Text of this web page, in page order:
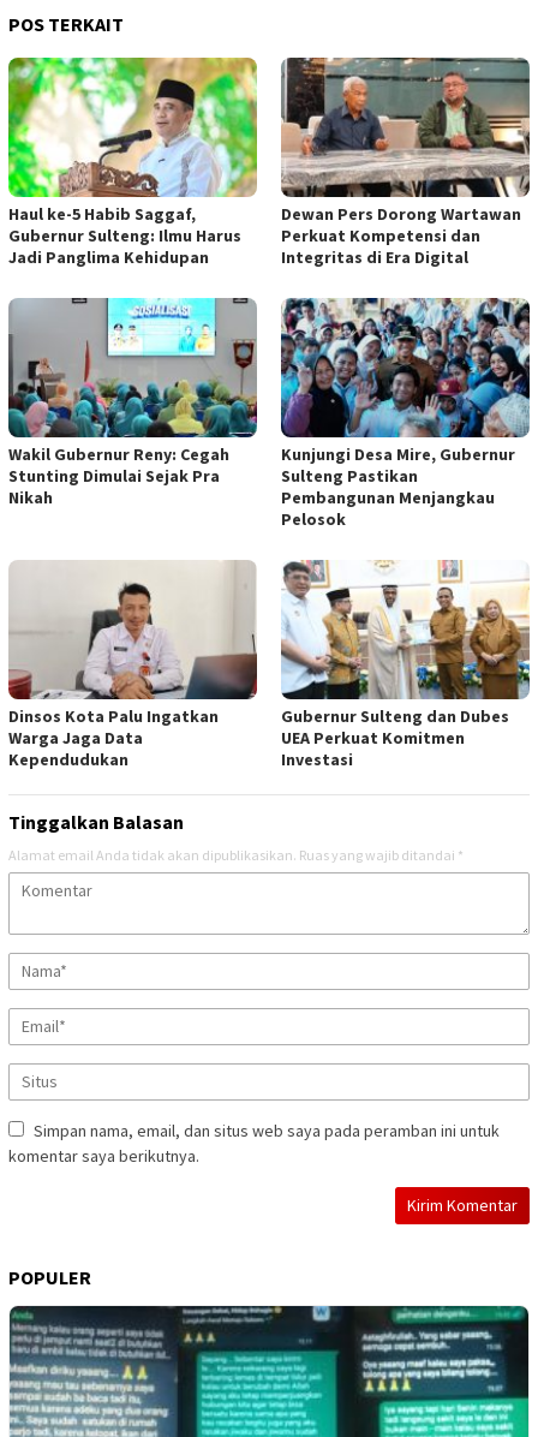
POS TERKAIT
Haul ke-5 Habib Saggaf,
Gubernur Sulteng: Ilmu Harus
Jadi Panglima Kehidupan
Dewan Pers Dorong Wartawan
Perkuat Kompetensi dan
Integritas di Era Digital
Wakil Gubernur Reny: Cegah
Stunting Dimulai Sejak Pra
Nikah
Kunjungi Desa Mire, Gubernur
Sulteng Pastikan
Pembangunan Menjangkau
Pelosok
Dinsos Kota Palu Ingatkan
Warga Jaga Data
Kependudukan
Gubernur Sulteng dan Dubes
UEA Perkuat Komitmen
Investasi
Tinggalkan Balasan
Alamat email Anda tidak akan dipublikasikan. Ruas yang wajib ditandai *
Simpan nama, email, dan situs web saya pada peramban ini untuk
komentar saya berikutnya.
POPULER